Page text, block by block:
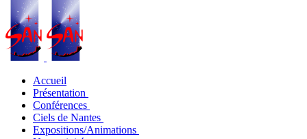
Accueil
Présentation
Conférences
Ciels de Nantes
Expositions/Animations